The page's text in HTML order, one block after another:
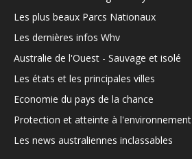
Les plus beaux Parcs Nationaux
Les dernières infos Whv
Australie de l'Ouest - Sauvage et isolé
Les états et les principales villes
Economie du pays de la chance
Protection et atteinte à l'environnement
Les news australiennes inclassables